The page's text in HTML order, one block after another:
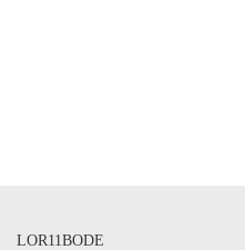
LOR11BODE